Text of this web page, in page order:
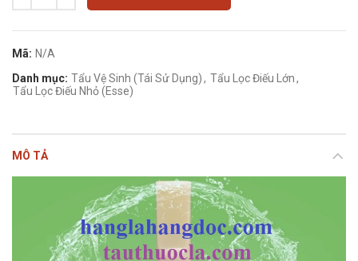
Mã: N/A
Danh mục: Tẩu Vệ Sinh (Tái Sử Dụng), Tẩu Lọc Điếu Lớn,
Tẩu Lọc Điếu Nhỏ (Esse)
MÔ TẢ